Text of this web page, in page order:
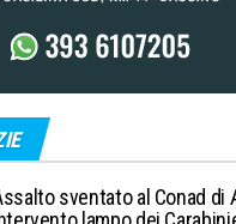
sventato al Conad di